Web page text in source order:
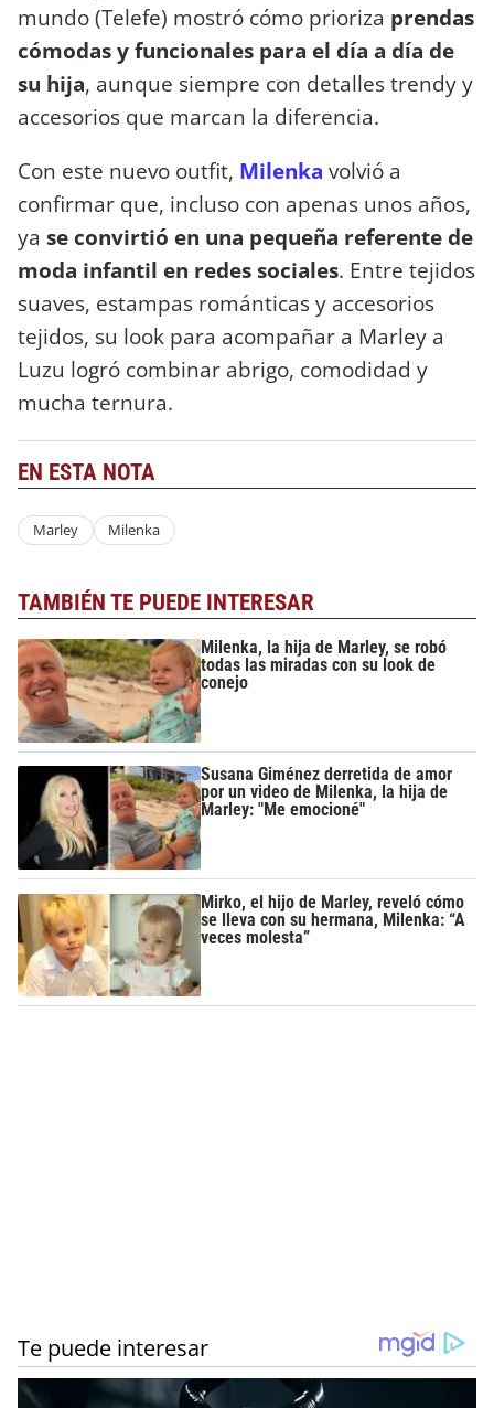
mundo (Telefe) mostró cómo prioriza prendas
cómodas y funcionales para el día a día de
su hija, aunque siempre con detalles trendy y
accesorios que marcan la diferencia.
Con este nuevo outfit, Milenka volvió a
confirmar que, incluso con apenas unos años,
ya se convirtió en una pequeña referente de
moda infantil en redes sociales. Entre tejidos
suaves, estampas románticas y accesorios
tejidos, su look para acompañar a Marley a
Luzu logró combinar abrigo, comodidad y
mucha ternura.
EN ESTA NOTA
Marley Milenka
TAMBIÉN TE PUEDE INTERESAR
Milenka, la hija de Marley, se robó
todas las miradas con su look de
conejo
Susana Giménez derretida de amor
por un video de Milenka, la hija de
Marley: "Me emocioné"
Mirko, el hijo de Marley, reveló cómo
se lleva con su hermana, Milenka: “A
veces molesta”